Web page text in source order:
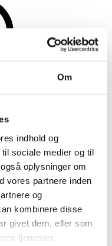
Om
indhold og
sociale medier og til
oplysninger om
vores partnere inden
og
kombinere disse
givet dem, eller som
tjenester.
på lærred.